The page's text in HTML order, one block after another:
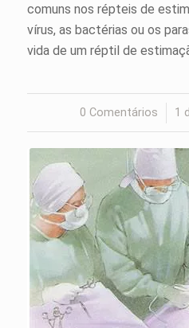
comuns nos répteis de
vírus, as bactérias ou os
vida de um réptil de
0 Comentários
/ 1